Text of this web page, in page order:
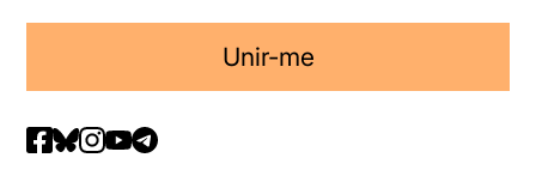
Unir-me